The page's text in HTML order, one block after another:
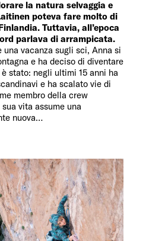
la natura selvaggia e
poteva fare molto di
Tuttavia, all’epoca
parlava di arrampicata.
una vacanza sugli sci, Anna si
e ha deciso di diventare
stato: negli ultimi 15 anni ha
e ha scalato vie di
membro della crew
vita assume una
nuova…